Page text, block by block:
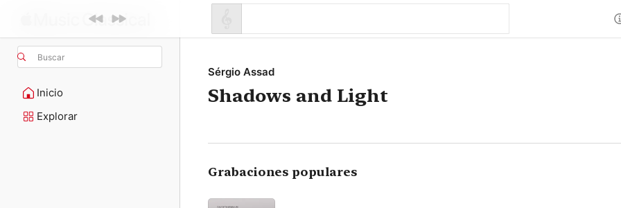
Buscar
Inicio
Explorar
Sérgio Assad
Shadows and Light
Grabaciones populares